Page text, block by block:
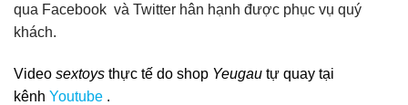
qua Facebook và Twitter hân hạnh được phục vụ quý
khách.
Video sextoys thực tế do shop Yeugau tự quay tại
kênh Youtube .